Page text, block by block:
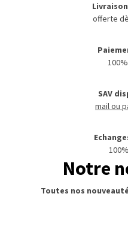
offerte
SAV
mail ou
Notre
Toutes nos